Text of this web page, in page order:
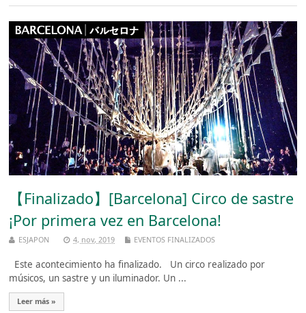
【Finalizado】[Barcelona] Circo de sastre
¡Por primera vez en Barcelona!
ESJAPON 4, nov, 2019 EVENTOS FINALIZADOS
Este acontecimiento ha finalizado. Un circo realizado por
músicos, un sastre y un iluminador. Un ...
Leer más »